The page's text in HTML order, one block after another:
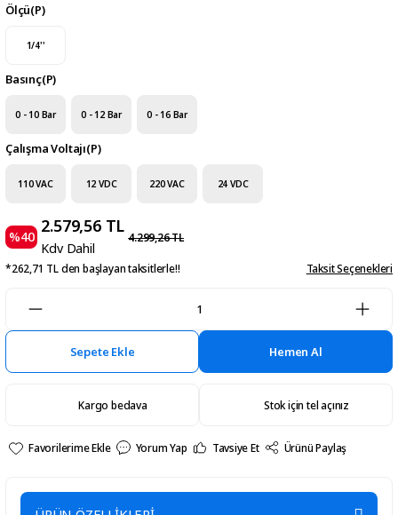
Ölçü(P)
1/4''
Basınç(P)
0 - 10 Bar 0 - 12 Bar 0 - 16 Bar
Çalışma Voltajı(P)
110 VAC 12 VDC 220 VAC 24 VDC
%40
2.579,56 TL
Kdv Dahil
4.299,26 TL
*262,71 TL den başlayan taksitlerle!! Taksit Seçenekleri
Sepete Ekle Hemen Al
Kargo bedava Stok için tel açınız
Yorum Yap Tavsiye Et Ürünü Paylaş